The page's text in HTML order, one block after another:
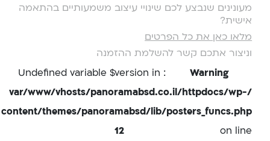
מעונינים שנבצע לכם שינויי עיצוב משמעותיים בהתאמה
אישית?
מלאו כאן את כל הפרטים
וניצור אתכם קשר להשלמת ההזמנה
Warning
: Undefined variable $version in
/var/www/vhosts/panoramabsd.co.il/httpdocs/wp-
content/themes/panoramabsd/lib/posters_funcs.php
on line
12